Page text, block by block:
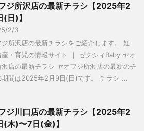
ジ所沢店の最新チラシ【2025年2
日)】
2/3
ジ所沢店の最新チラシをご紹介します。 妊
産・育児の情報サイト ｜ ゼクシィBaby ヤオ
沢店の最新チラシ ヤオフジ所沢店の最新のチ
期間は2025年2月9日(日)です。 チラシ ...
ジ川口店の最新チラシ【2025年2
(木)〜7日(金)】